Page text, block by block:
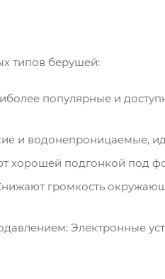
типов берушей:
популярные и
и водонепроницаемые,
хорошей подгонкой под
громкость
Электронные